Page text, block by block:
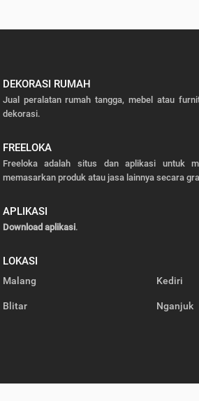
DEKORASI RUMAH
Jual peralatan rumah tangga, mebel atau
dekorasi.
FREELOKA
Freeloka adalah situs dan aplikasi untuk
memasarkan produk atau jasa lainnya secara
APLIKASI
Download aplikasi.
LOKASI
Malang Kediri
Blitar Nganjuk